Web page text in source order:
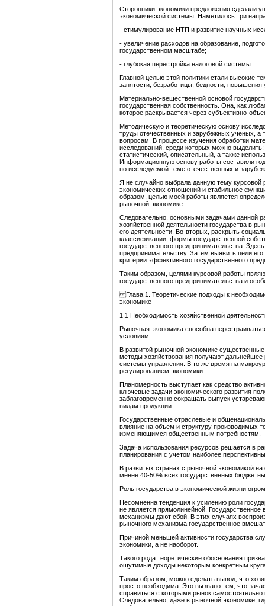
Сторонники экономики предложения сделали
экономической системы. Наметилось три
- стимулирование НТП и развитие научных
- увеличение расходов на образование,
государственном масштабе;
- глубокая перестройка налоговой системы.
Главной целью этой политики стали высокие
занятости, безработицы, бедности, повышения
Материально-вещественной основой
государственная собственность. Она, как
которое раскрывается через субъективно-
Методическую и теоретическую основу
труды отечественных и зарубежных ученых, а
вопросам. В процессе изучения обработки
исследований, среди которых можно
статистический, описательный, а также
Информационную основу работы составили
по исследуемой теме отечественных и
Я не случайно выбрала данную тему курсовой
экономических отношений и стабильное
образом, целью моей работы является
рыночной экономике.
Следовательно, основными задачами данной
хозяйственной деятельности государства в
его деятельности. Во-вторых, раскрыть
классификации, формы государственной
государственного предпринимательства.
предпринимательству. Затем выявить цели
критерии эффективного государственного
Таким образом, целями курсовой работы
государственного предпринимательства и
Глава 1. Теоретические подходы к
экономике
1.1 Необходимость хозяйственной
Рыночная экономика способна
условиям.
В развитой рыночной экономике
методы хозяйствования получают
системы управления. В то же время на
регулированием экономики.
Планомерность выступает как средство
ключевые задачи экономического развития
заблаговременно сокращать выпуск
видам продукции.
Государственные отраслевые и
влияние на объем и структуру производимых
изменяющимся общественным потребностям.
Задача использования ресурсов решается в
планирования с учетом наиболее
В развитых странах с рыночной экономикой
менее 40-50% всех государственных
Роль государства в экономической жизни
Несомненна тенденция к усилению роли
не является прямолинейной.
механизмы дают сбой. В этих случаях
рыночного механизма государственное
Причиной меньшей активности государства
экономики, а не наоборот.
Такого рода теоретические обоснования
ощутимые доходы некоторым конкретным
Таким образом, можно сделать вывод, что
просто необходима. Это вызвано тем, что
справиться с которыми рынок
Следовательно, даже в рыночной экономике,